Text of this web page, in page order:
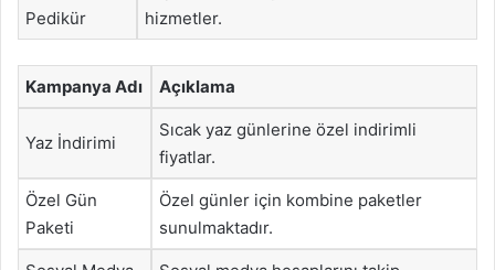
Pedikür
hizmetler.
Kampanya Adı Açıklama
Yaz İndirimi
Sıcak yaz günlerine özel indirimli
fiyatlar.
Özel Gün
Paketi
Özel günler için kombine paketler
sunulmaktadır.